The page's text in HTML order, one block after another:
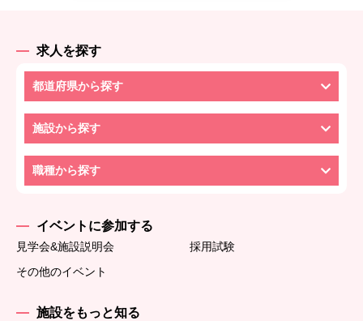
求人を探す
都道府県から探す
施設から探す
職種から探す
イベントに参加する
見学会&施設説明会
採用試験
その他のイベント
施設をもっと知る